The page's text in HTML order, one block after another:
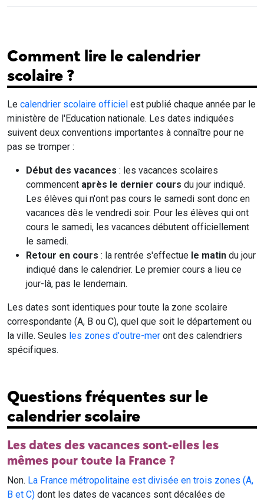
Comment lire le calendrier
scolaire ?
Le calendrier scolaire officiel est publié chaque année par le
ministère de l'Education nationale. Les dates indiquées
suivent deux conventions importantes à connaître pour ne
pas se tromper :
Début des vacances : les vacances scolaires
commencent après le dernier cours du jour indiqué.
Les élèves qui n'ont pas cours le samedi sont donc en
vacances dès le vendredi soir. Pour les élèves qui ont
cours le samedi, les vacances débutent officiellement
le samedi.
Retour en cours : la rentrée s'effectue le matin du jour
indiqué dans le calendrier. Le premier cours a lieu ce
jour-là, pas le lendemain.
Les dates sont identiques pour toute la zone scolaire
correspondante (A, B ou C), quel que soit le département ou
la ville. Seules les zones d'outre-mer ont des calendriers
spécifiques.
Questions fréquentes sur le
calendrier scolaire
Les dates des vacances sont-elles les
mêmes pour toute la France ?
Non. La France métropolitaine est divisée en trois zones (A,
B et C) dont les dates de vacances sont décalées de